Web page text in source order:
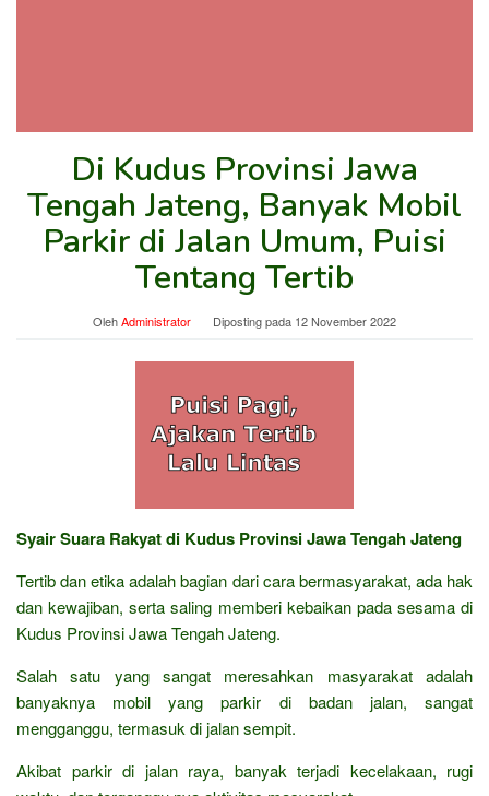
Di Kudus Provinsi Jawa
Tengah Jateng, Banyak Mobil
Parkir di Jalan Umum, Puisi
Tentang Tertib
OlehAdministrator Diposting pada 12 November 2022
Syair Suara Rakyat di Kudus Provinsi Jawa Tengah Jateng
Tertib dan etika adalah bagian dari cara bermasyarakat, ada hak
dan kewajiban, serta saling memberi kebaikan pada sesama di
Kudus Provinsi Jawa Tengah Jateng.
Salah satu yang sangat meresahkan masyarakat adalah
banyaknya mobil yang parkir di badan jalan, sangat
mengganggu, termasuk di jalan sempit.
Akibat parkir di jalan raya, banyak terjadi kecelakaan, rugi